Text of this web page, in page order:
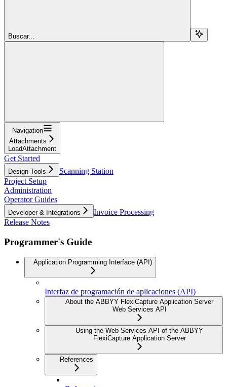
Buscar...
Navigation
Attachments
LoadAttachment
Get Started
Design Tools
Scanning Station
Project Setup
Administration
Operator Guides
Developer & Integrations
Invoice Processing
Release Notes
Programmer's Guide
Application Programming Interface (API)
Interfaz de programación de aplicaciones (API)
About the ABBYY FlexiCapture Application Server
Web Services API
Using the Web Services API of the ABBYY
FlexiCapture Application Server
References